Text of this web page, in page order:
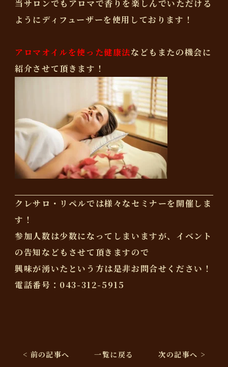
当サロンでもアロマで香りを楽しんでいただける
ようにディフューザーを使用しております！
アロマオイルを使った健康法などもまたの機会に
紹介させて頂きます！
クレサロ・リペルでは様々なセミナーを開催しま
す！
参加人数は少数になってしまいますが、イベント
の告知などもさせて頂きますので
興味が湧いたという方は是非お問合せください！
電話番号：043-312-5915
< 前の記事へ 一覧に戻る 次の記事へ >